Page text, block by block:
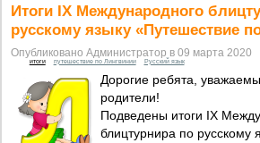
Итоги IX Международного
русскому языку «Путешествие
Опубликовано Администратор в 09 марта 2020
итоги путешествие по Лингвинии Русский язык
Дорогие ребята,
родители!
Подведены итоги IX
блицтурнира по русскому